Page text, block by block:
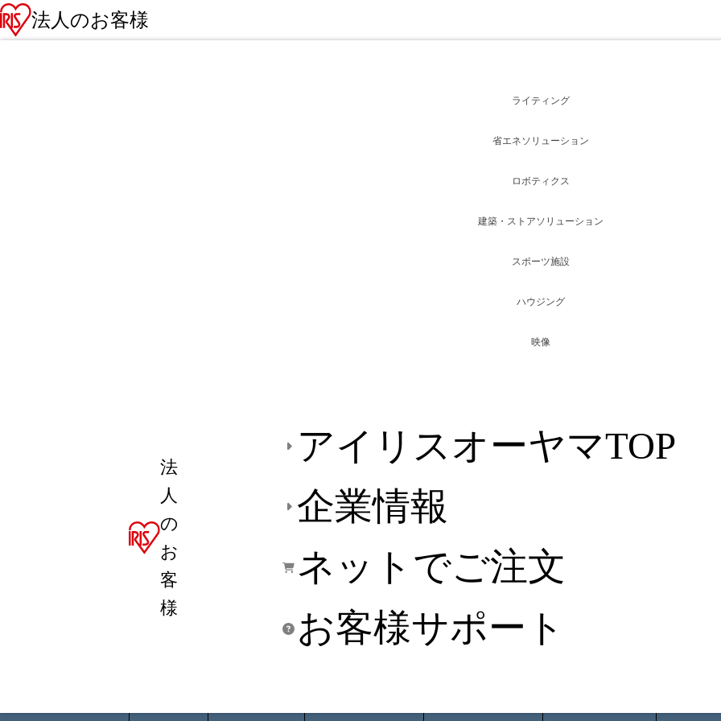
法人のお客様
法
人
の
お
客
様
アイリスオーヤマTOP
企業情報
ネットでご注文
お客様サポート
ライティング
省エネソリューション
ロボティクス
建築・ストアソリューション
スポーツ施設
ハウジング
映像